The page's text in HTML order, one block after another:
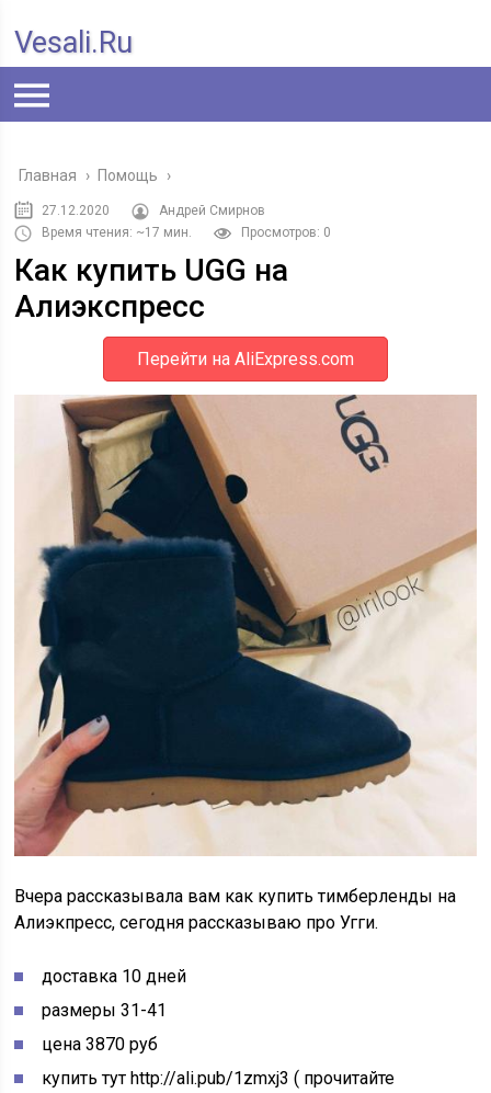
Vesali.ru
Главная › Помощь ›
27.12.2020
Андрей Смирнов
Время чтения: ~17 мин.
Просмотров: 0
Как купить UGG на
Алиэкспресс
Перейти на AliExpress.com
Вчера рассказывала вам как купить тимберленды на
Алиэкпресс, сегодня рассказываю про Угги.
доставка 10 дней
размеры 31-41
цена 3870 руб
купить тут http://ali.pub/1zmxj3 ( прочитайте